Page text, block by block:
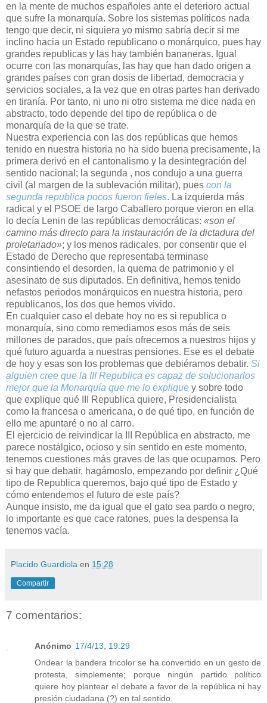
en la mente de muchos españoles ante el deterioro actual
que sufre la monarquía. Sobre los sistemas políticos nada
tengo que decir, ni siquiera yo mismo sabría decir si me
inclino hacia un Estado republicano o monárquico, pues hay
grandes republicas y las hay también bananeras. Igual
ocurre con las monarquías, las hay que han dado origen a
grandes países con gran dosis de libertad, democracia y
servicios sociales, a la vez que en otras partes han derivado
en tiranía. Por tanto, ni uno ni otro sistema me dice nada en
abstracto, todo depende del tipo de república o de
monarquía de la que se trate.
Nuestra experiencia con las dos repúblicas que hemos
tenido en nuestra historia no ha sido buena precisamente, la
primera derivó en el cantonalismo y la desintegración del
sentido nacional; la segunda , nos condujo a una guerra
civil (al margen de la sublevación militar), pues con la
segunda republica pocos fueron fieles. La izquierda más
radical y el PSOE de largo Caballero porque vieron en ella
lo decía Lenin de las repúblicas democráticas: «son el
camino más directo para la instauración de la dictadura del
proletariado»; y los menos radicales, por consentir que el
Estado de Derecho que representaba terminase
consintiendo el desorden, la quema de patrimonio y el
asesinato de sus diputados. En definitiva, hemos tenido
nefastos periodos monárquicos en nuestra historia, pero
republicanos, los dos que hemos vivido.
En cualquier caso el debate hoy no es si republica o
monarquía, sino como remediamos esos más de seis
millones de parados, que país ofrecemos a nuestros hijos y
qué futuro aguarda a nuestras pensiones. Ese es el debate
de hoy y esas son los problemas que debiéramos debatir. Si
alguien cree que la III Republica es capaz de solucionarlos
mejor que la Monarquía que me lo explique y sobre todo
que explique qué III Republica quiere, Presidencialista
como la francesa o americana, o de qué tipo, en función de
ello me apuntaré o no al carro.
El ejercicio de reivindicar la III República en abstracto, me
parece nostálgico, ocioso y sin sentido en este momento,
tenemos cuestiones más graves de las que ocuparnos. Pero
si hay que debatir, hagámoslo, empezando por definir ¿Qué
tipo de Republica queremos, bajo qué tipo de Estado y
cómo entendemos el futuro de este país?
Aunque insisto, me da igual que el gato sea pardo o negro,
lo importante es que cace ratones, pues la despensa la
tenemos vacía.
Placido Guardiola en 15:28
Compartir
7 comentarios:
Anónimo 17/4/13, 19:29
Ondear la bandera tricolor se ha convertido en un gesto de
protesta, simplemente; porque ningún partido político
quiere hoy plantear el debate a favor de la república ni hay
presión ciudadana (?) en tal sentido.